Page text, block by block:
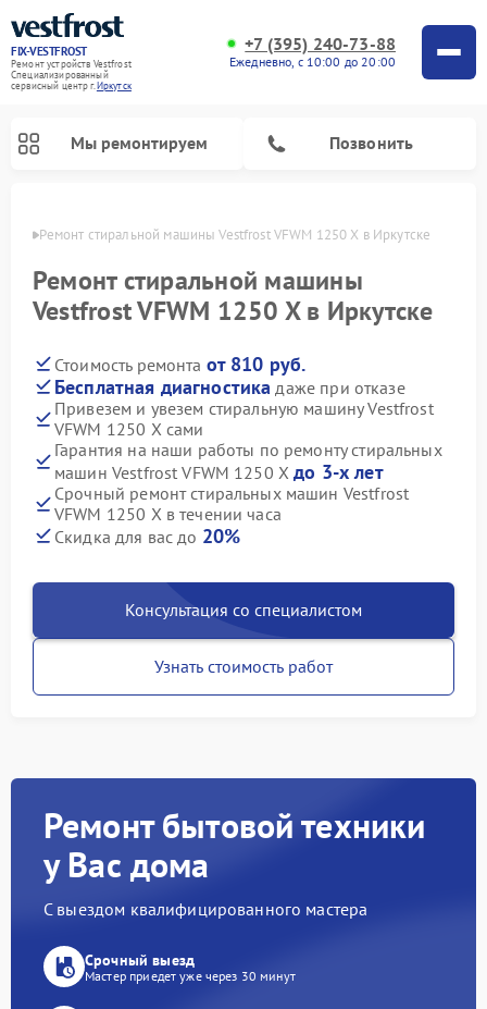
FIX-VESTFROST
Ремонт устройств Vestfrost
Специализированный
cервисный центр г.Иркутск
+7 (395) 240-73-88
Ежедневно, с 10:00 до 20:00
Мы ремонтируем Позвонить
Ремонт стиральной машины Vestfrost VFWM 1250 X в Иркутске
Ремонт стиральной машины
Vestfrost VFWM 1250 X в Иркутске
Стоимость ремонта от 810 руб.
Бесплатная диагностика даже при отказе
Привезем и увезем стиральную машину Vestfrost
VFWM 1250 X сами
Гарантия на наши работы по ремонту стиральных
машин Vestfrost VFWM 1250 Xдо 3-х лет
Срочный ремонт стиральных машин Vestfrost
VFWM 1250 X в течении часа
Скидка для вас до 20%
Консультация со специалистом
Узнать стоимость работ
Ремонт бытовой техники
у Вас дома
С выездом квалифицированного мастера
Срочный выезд
Мастер приедет уже через 30 минут